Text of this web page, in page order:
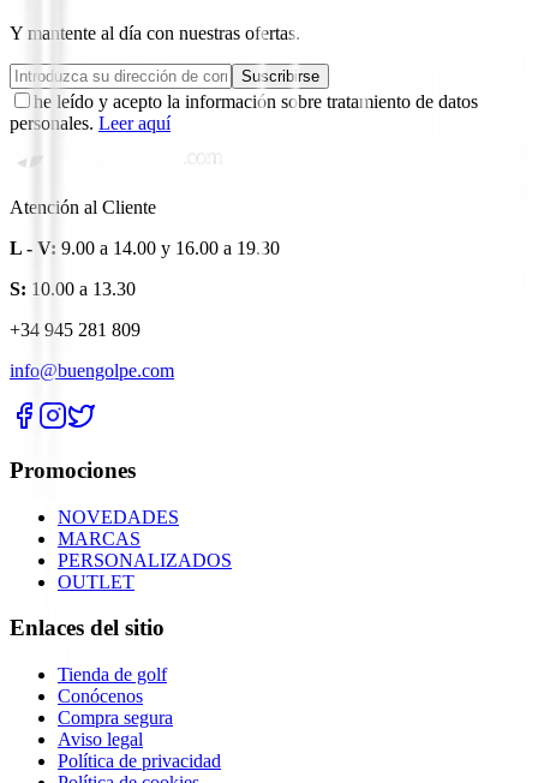
Y mantente al día con nuestras ofertas.
Suscribirse
he leído y acepto la información sobre tratamiento de datos
personales. Leer aquí
Atención al Cliente
L - V: 9.00 a 14.00 y 16.00 a 19.30
S: 10.00 a 13.30
+34 945 281 809
info@buengolpe.com
Promociones
NOVEDADES
MARCAS
PERSONALIZADOS
OUTLET
Enlaces del sitio
Tienda de golf
Conócenos
Compra segura
Aviso legal
Política de privacidad